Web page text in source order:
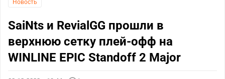
Новость
SaiNts и RevialGG прошли в
верхнюю сетку плей-офф на
WINLINE EPIC Standoff 2 Major